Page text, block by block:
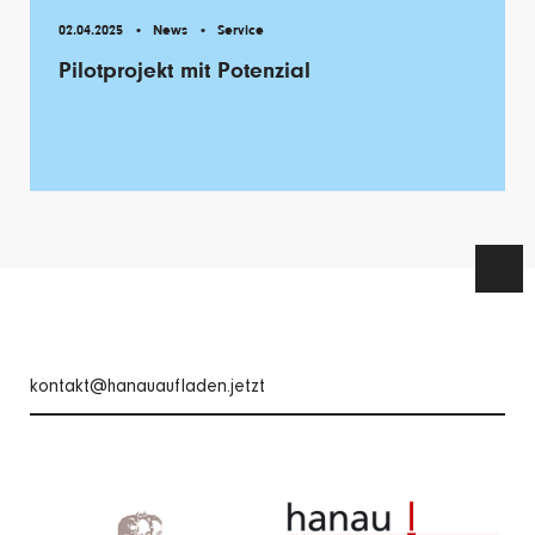
02.04.2025 News Service
Pilotprojekt mit Potenzial
kontakt@hanauaufladen.jetzt